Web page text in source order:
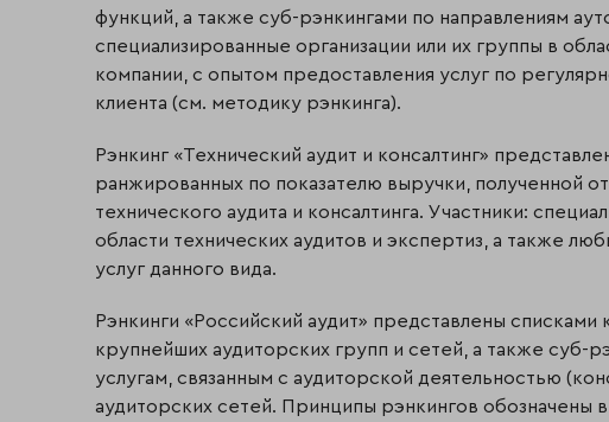
функций, а также суб-рэнкингами по направлениям
специализированные организации или их группы в
компании, с опытом предоставления услуг по
клиента (см. методику рэнкинга).
Рэнкинг «Технический аудит и консалтинг»
ранжированных по показателю выручки, полученной
технического аудита и консалтинга. Участники:
области технических аудитов и экспертиз, а также
услуг данного вида.
Рэнкинги «Российский аудит» представлены
крупнейших аудиторских групп и сетей, а также суб-
услугам, связанным с аудиторской деятельностью
аудиторских сетей. Принципы рэнкингов обозначены